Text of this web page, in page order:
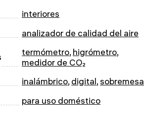
interiores
analizador de calidad del aire
termómetro, higrómetro,
medidor de CO₂
inalámbrico, digital, sobremesa
para uso doméstico